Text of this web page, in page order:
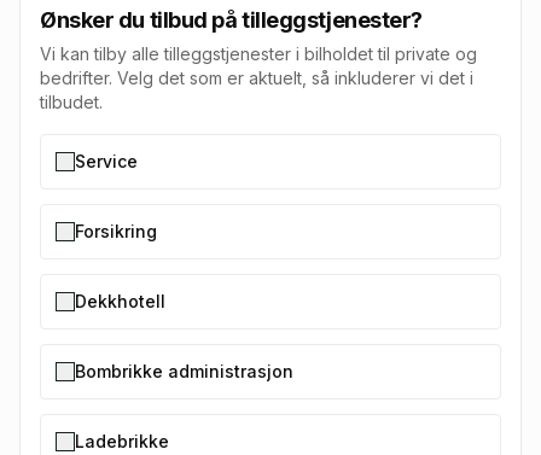
Ønsker du tilbud på tilleggstjenester?
Vi kan tilby alle tilleggstjenester i bilholdet til private og
bedrifter. Velg det som er aktuelt, så inkluderer vi det i
tilbudet.
Service
Forsikring
Dekkhotell
Bombrikke administrasjon
Ladebrikke